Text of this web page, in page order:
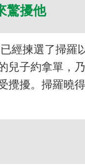
驚擾他
經揀選了掃羅
子約拿單，
攪擾。掃羅曉